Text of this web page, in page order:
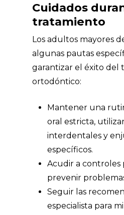
Cuidados
tratamiento
Los adultos mayores
algunas pautas
garantizar el éxito del
ortodóntico:
Mantener una
oral estricta,
interdentales y
específicos.
Acudir a controles
prevenir
Seguir las
especialista para